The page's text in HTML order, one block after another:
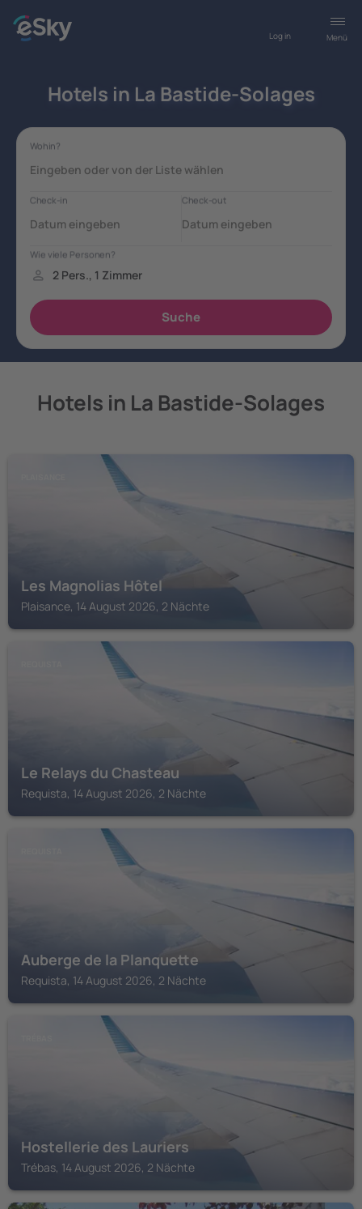
Menü
Log in
Hotels in La Bastide-Solages
Hotels in La Bastide-Solages
Les Magnolias Hôtel
Plaisance, 14 August 2026, 2 Nächte
Le Relays du Chasteau
Requista, 14 August 2026, 2 Nächte
Auberge de la Planquette
Requista, 14 August 2026, 2 Nächte
Hostellerie des Lauriers
Trébas, 14 August 2026, 2 Nächte